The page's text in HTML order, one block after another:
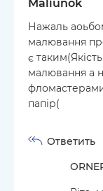
Maliunok
Нажаль
малювання
є
малювання а
папір(
Ответить